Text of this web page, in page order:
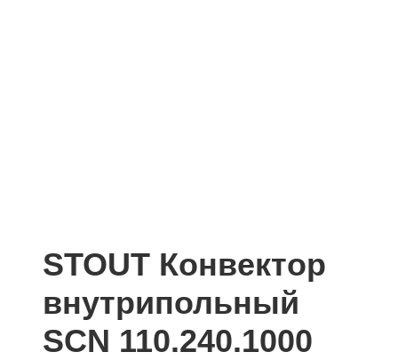
STOUT Конвектор
внутрипольный
SCN 110.240.1000